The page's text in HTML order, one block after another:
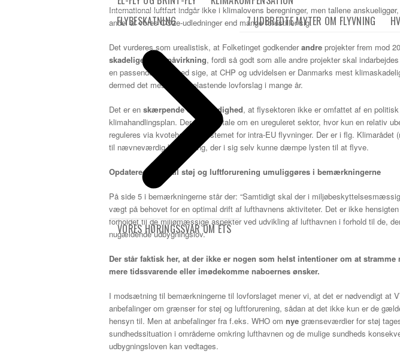
FLYBESKATNING
VORES HØRINGSSVAR OM ETS
7 UDBREDTE MYTER OM FLYVNING
International luftfart indgår ikke i klimalovens beregninger, men tallene
andel af vores CO2e-udledninger end mange forestiller sig.
Det vurderes som urealistisk, at Folketinget godkenderandre projekter frem mod
skadelige klimapåvirkning, fordi så godt som alle andre projekter skal
en passende sikkerhed sige, at CHP og udvidelsen er Danmarks mest
dermed det mest klimabelastende lovforslag i mange år.
Det er en skærpende omstændighed, at flysektoren ikke er omfattet af en
klimahandlingsplan. Der er altså tale om en ureguleret sektor, hvor kun en relativ
reguleres via kvotehandelssystemet for intra-EU flyvninger. Der er i flg. Klimarådet
til nævneværdig beskatning, der i sig selv kunne dæmpe lysten til at flyve.
Opdaterede krav til støj og luftforurening umuliggøres i bemærkningerne
På side 5 i bemærkningerne står der: “Samtidigt skal der i
vægt på behovet for en optimal drift af lufthavnens aktiviteter. Det er ikke
forholdet til de miljømæssige aspekter ved udvikling af lufthavnen i forhold til de,
nugældende udbygningslov.”
Der står faktisk her, at der ikke er nogen som helst intentioner om at
mere tidssvarende eller imødekomme naboernes ønsker.
I modsætning til bemærkningerne til lovforslaget mener vi, at det er nødvendigt at
anbefalinger om grænser for støj og luftforurening, sådan at det ikke kun er de
hensyn til. Men at anbefalinger fra f.eks. WHO om nye grænseværdier for støj
sundhedssituation i områderne omkring lufthavnen og de mulige sundheds
udbygningsloven kan vedtages.